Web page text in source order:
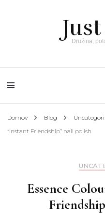
Družina,
Domov Blog
“Instant Friendship” nail polish
Essence